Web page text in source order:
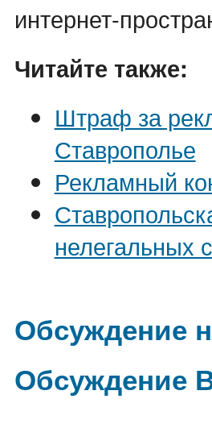
интернет-
Читайте также:
Штраф за
Ставрополье
Рекламный
нелегальных
Обсуждение
Обсуждение